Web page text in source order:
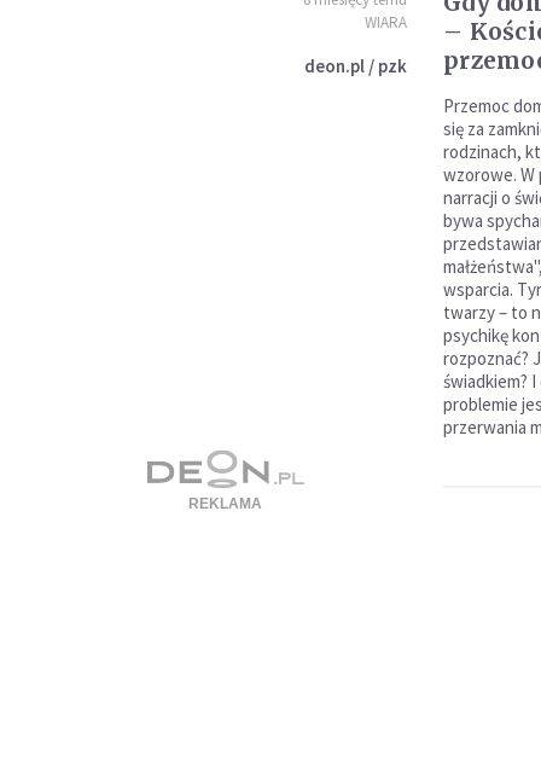
WIARA
deon.pl / pzk
–
Przemoc
się za
rodzinach,
wzorowe. W
narracji o
bywa
wsparcia.
twarzy – to
psychikę
rozpoznać?
świadkiem?
problemie
przerwania